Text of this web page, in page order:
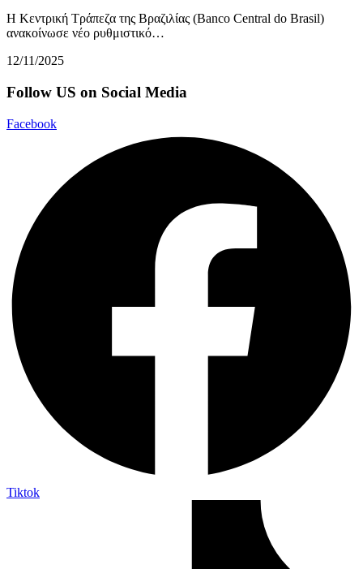
Η Κεντρική Τράπεζα της Βραζιλίας (Banco Central do Brasil)
ανακοίνωσε νέο ρυθμιστικό…
12/11/2025
Follow US on Social Media
Facebook
Tiktok